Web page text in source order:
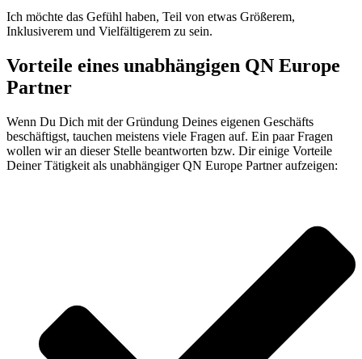
Ich möchte das Gefühl haben, Teil von etwas Größerem,
Inklusiverem und Vielfältigerem zu sein.
Vorteile eines unabhängigen QN Europe
Partner
Wenn Du Dich mit der Gründung Deines eigenen Geschäfts
beschäftigst, tauchen meistens viele Fragen auf. Ein paar Fragen
wollen wir an dieser Stelle beantworten bzw. Dir einige Vorteile
Deiner Tätigkeit als unabhängiger QN Europe Partner aufzeigen: